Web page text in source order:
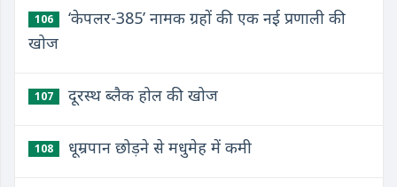
106
‘केपलर-385’ नामक ग्रहों की एक नई प्रणाली की
खोज
107 दूरस्थ ब्लैक होल की खोज
108 धूम्रपान छोड़ने से मधुमेह में कमी